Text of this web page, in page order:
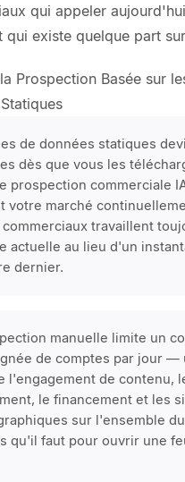
qui appeler
qui existe quelque part
Prospection Basée sur
de données statiques
dès que vous les
prospection commerciale
votre marché
travaillent
actuelle au lieu d'un
dernier.
manuelle limite un
de comptes par jour —
l'engagement de contenu,
le financement et les
sur l'ensemble
qu'il faut pour ouvrir une